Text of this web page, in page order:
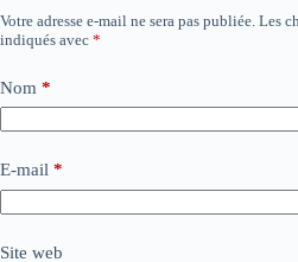
Votre adresse e-mail ne sera pas publiée. Les
indiqués avec *
Nom *
E-mail *
Site web